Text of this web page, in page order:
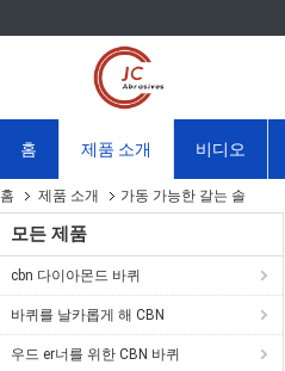
홈 제품 소개 비디오
홈 제품 소개 가동 가능한 갈는 솔
모든 제품
cbn 다이아몬드 바퀴
바퀴를 날카롭게 해 CBN
우드 er너를 위한 CBN 바퀴